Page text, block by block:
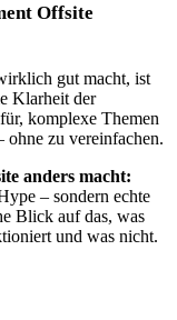
Offsite
gut macht, ist
Klarheit der
komplexe Themen
ohne zu vereinfachen.
anders macht:
– sondern echte
Blick auf das, was
und was nicht.